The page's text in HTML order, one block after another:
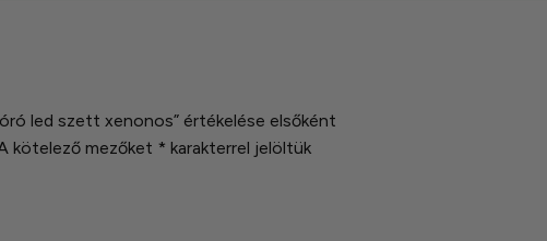
led szett xenonos” értékelése elsőként
kötelező mezőket * karakterrel jelöltük